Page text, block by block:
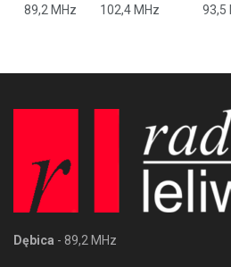
89,2 MHz
102,4 MHz 93,5
Dębica - 89,2 MHz